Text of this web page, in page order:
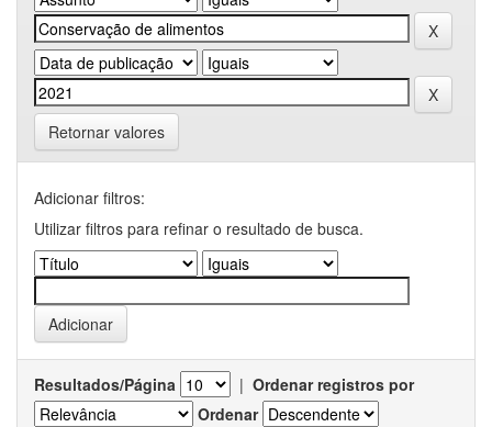
Retornar valores
Adicionar filtros:
Utilizar filtros para refinar o resultado de busca.
Resultados/Página | Ordenar registros por
Ordenar